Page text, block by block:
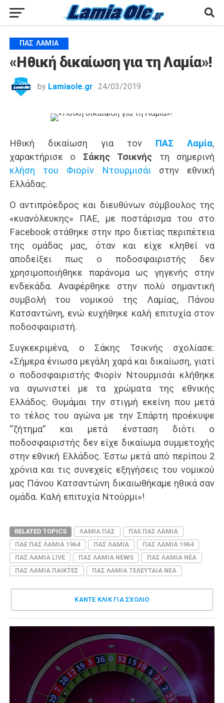
ΠΑΣ ΛΑΜΊΑ
«Ηθική δικαίωση για τη Λαμία»!
by Lamiaole.gr 24/03/2019
Ηθική δικαίωση για τον ΠΑΣ Λαμία,
χαρακτήρισε ο Σάκης Τσικνής τη σημερινή
κλήση του Φιορίν Ντουρμισάι στην εθνική
Ελλάδας.
Ο αντιπρόεδρος και διευθύνων σύμβουλος της
«κυανόλευκης» ΠΑΕ, με ποστάρισμα του στο
Facebook στάθηκε στην προ διετίας περιπέτεια
της ομάδας μας, όταν και είχε κληθεί να
αποδείξει πως ο ποδοσφαιριστής δεν
χρησιμοποιήθηκε παράνομα ως γηγενής στην
ενδεκάδα. Αναφέρθηκε στην πολύ σημαντική
συμβολή του νομικού της Λαμίας, Πάνου
Κατσαντώνη, ενώ ευχήθηκε καλή επιτυχία στον
ποδοσφαιριστή.
Συγκεκριμένα, ο Σάκης Τσικνής σχολίασε:
«Σήμερα ένιωσα μεγάλη χαρά και δικαίωση, γιατί
ο ποδοσφαιριστής Φιορίν Ντουρμισάι κλήθηκε
να αγωνιστεί με τα χρώματα της εθνικής
Ελλάδος. Θυμάμαι την στιγμή εκείνη που μετά
το τέλος του αγώνα με την Σπάρτη προέκυψε
“ζήτημα” και μετά ένσταση διότι ο
ποδοσφαιριστής δεν είχε δικαίωμα συμμετοχής
στην εθνική Ελλάδος. Έστω μετά από περίπου 2
χρόνια και τις συνεχείς εξηγήσεις του νομικού
μας Πάνου Κατσαντώνη δικαιωθήκαμε ηθικά σαν
ομάδα. Καλή επιτυχία Ντούρμι»!
RELATED TOPICS ΛΑΜΙΑ ΠΑΣ
ΠΑΕ ΠΑΣ ΛΑΜΙΑ
ΠΑΕ ΠΑΣ ΛΑΜΙΑ 1964
ΠΑΣ ΛΑΜΙΑ
ΠΑΣ ΛΑΜΙΑ 1964
ΠΑΣ ΛΑΜΙΑ LIVE
ΠΑΣ ΛΑΜΙΑ NEWS
ΠΑΣ ΛΑΜΙΑ ΝΕΑ
ΠΑΣ ΛΑΜΙΑ ΠΑΙΚΤΕΣ
ΠΑΣ ΛΑΜΙΑ ΤΕΛΕΥΤΑΙΑ ΝΕΑ
ΚΑΝΤΕ ΚΛΊΚ ΓΙΑ ΣΧΌΛΙΟ